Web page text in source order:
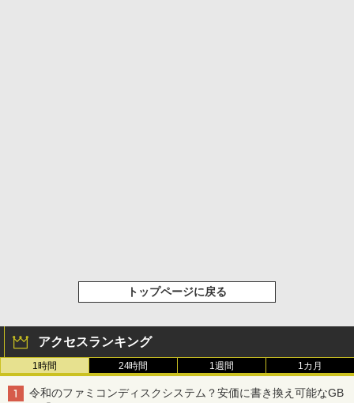
トップページに戻る
アクセスランキング
1時間 24時間 1週間 1カ月
令和のファミコンディスクシステム？安価に書き換え可能なGB